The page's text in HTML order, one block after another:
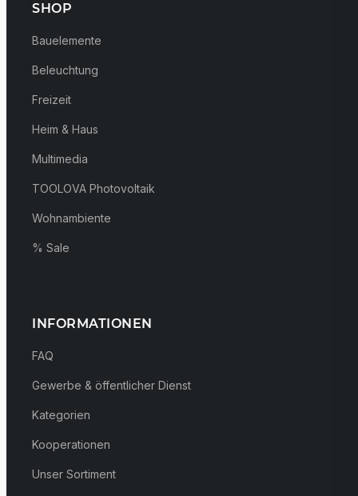
SHOP
Bauelemente
Beleuchtung
Freizeit
Heim & Haus
Multimedia
TOOLOVA Photovoltaik
Wohnambiente
% Sale
INFORMATIONEN
FAQ
Gewerbe & öffentlicher Dienst
Kategorien
Kooperationen
Unser Sortiment